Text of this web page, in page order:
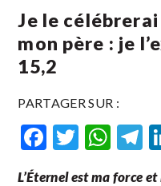
Je le
mon père : je
15,2
PARTAGER SUR :
Facebook
L’Éternel est ma force